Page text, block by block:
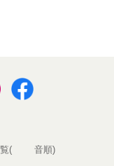
覧(50音順)